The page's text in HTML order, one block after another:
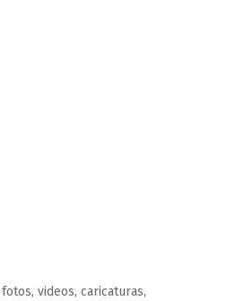
videos, caricaturas,